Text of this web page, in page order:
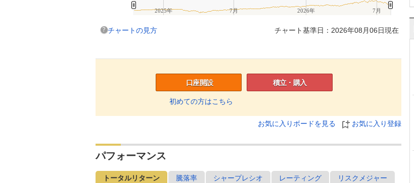
2025年 7月 2026年 7月
チャートの見方 チャート基準日：2026年08月06日現在
口座開設
初めての方はこちら
積立・購入
お気に入りボードを見る お気に入り登録
パフォーマンス
トータルリターン 騰落率 シャープレシオ レーティング リスクメジャー